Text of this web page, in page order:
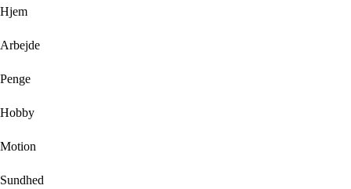
Hjem
Arbejde
Penge
Hobby
Motion
Sundhed